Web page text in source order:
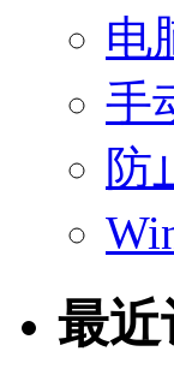
电
手
防
最近